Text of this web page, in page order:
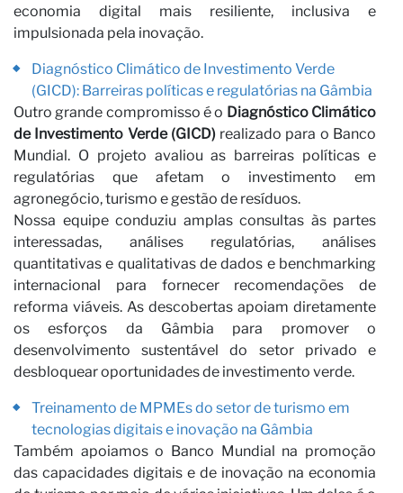
economia digital mais resiliente, inclusiva e
impulsionada pela inovação.
Diagnóstico Climático de Investimento Verde
(GICD): Barreiras políticas e regulatórias na Gâmbia
Outro grande compromisso é o Diagnóstico Climático
de Investimento Verde (GICD)realizado para o Banco
Mundial. O projeto avaliou as barreiras políticas e
regulatórias que afetam o investimento em
agronegócio, turismo e gestão de resíduos.
Nossa equipe conduziu amplas consultas às partes
interessadas, análises regulatórias, análises
quantitativas e qualitativas de dados e benchmarking
internacional para fornecer recomendações de
reforma viáveis. As descobertas apoiam diretamente
os esforços da Gâmbia para promover o
desenvolvimento sustentável do setor privado e
desbloquear oportunidades de investimento verde.
Treinamento de MPMEs do setor de turismo em
tecnologias digitais e inovação na Gâmbia
Também apoiamos o Banco Mundial na promoção
das capacidades digitais e de inovação na economia